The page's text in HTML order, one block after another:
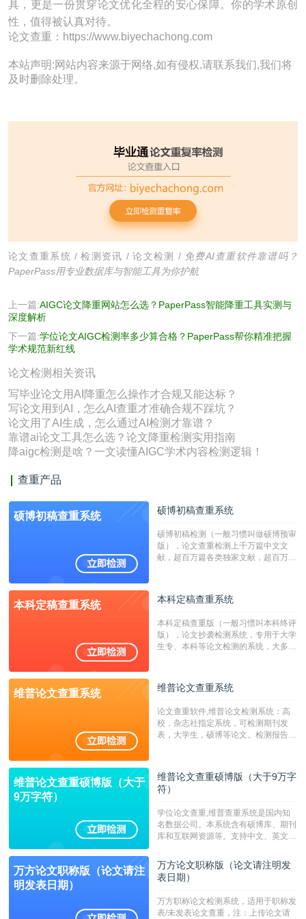
具，更是一份贯穿论文优化全程的安心保障。你的学术原创
性，值得被认真对待。
论文查重：https://www.biyechachong.com
本站声明:网站内容来源于网络,如有侵权,请联系我们,我们将
及时删除处理。
论文查重系统 /检测资讯 /论文检测 / 免费AI查重软件靠谱吗？
PaperPass用专业数据库与智能工具为你护航
上一篇:AIGC论文降重网站怎么选？PaperPass智能降重工具实测与
深度解析
下一篇:学位论文AIGC检测率多少算合格？PaperPass帮你精准把握
学术规范新红线
论文检测相关资讯
写毕业论文用AI降重怎么操作才合规又能达标？
写论文用到AI，怎么AI查重才准确合规不踩坑？
论文用了AI生成，怎么通过AI检测才靠谱？
靠谱ai论文工具怎么选？论文降重检测实用指南
降aigc检测是啥？一文读懂AIGC学术内容检测逻辑！
查重产品
硕博初稿查重系统 硕博初稿查重系统
硕博初稿检测（一般习惯叫做硕博预审
版），论文查重检测上千万篇中文文
献，超百万篇各类独家文献，超百万港
校用来检测硕博论文的系统，检测范围
广，数据来源真实，检测算法合理!本
字符数30万）
本科定稿查重系统 本科定稿查重系统
本科定稿查重版（一般习惯叫本科终评
版），论文抄袭检测系统，专用于大学
生专、本科等论文检测的系统，大多数
维普论文查重系统 维普论文查重系统
论文查重软件,维普论文检测系统：高
校，杂志社指定系统，可检测期刊发
表，大学生，硕博等论文。检测报告支
维普论文查重硕博版（大于
9万字符）
维普论文查重硕博版（大于9万字
符）
学位论文查重,维普查重系统是国内知
名数据公司。本系统含有硕博库、期刊
库和互联网资源等。支持中文、英文、
定院校！！！
万方论文职称版（论文请注
明发表日期）
万方论文职称版（论文请注明发
表日期）
万方职称论文检测系统，适用于职称发
表/未发表论文查重，注：上传论文请